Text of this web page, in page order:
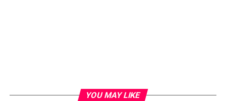
YOU MAY LIKE